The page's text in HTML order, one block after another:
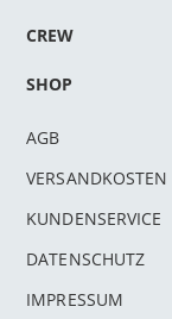
CREW
SHOP
AGB
VERSANDKOSTEN
KUNDENSERVICE
DATENSCHUTZ
IMPRESSUM